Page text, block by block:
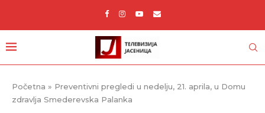
Početna » Preventivni pregledi u nedelju, 21. aprila, u Domu
zdravlja Smederevska Palanka